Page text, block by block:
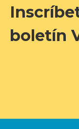
boletín